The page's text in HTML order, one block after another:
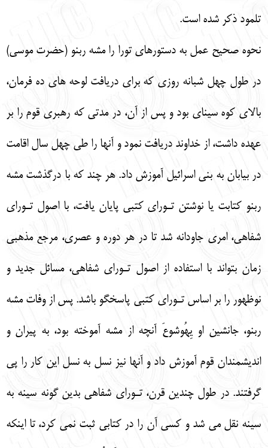
تلمود ذكر شده است.
نحوه صحيح عمل به دستورهاي تورا را مشه ربنو (حضرت موسي)
در طول چهل شبانه روزي كه براي دريافت لوحه هاي ده فرمان،
بالاي كوه سيناي بود و پس از آن، در مدتي كه رهبري قوم را بر
عهده داشت، از خداوند دريافت نمود و آنها را طي چهل سال اقامت
در بيابان به بني اسرائيل آموزش داد. هر چند كه با درگذشت مشه
ربنو كتابت يا نوشتن تـوراي كتبي پايان يافت، با اصول تـوراي
شفاهي، امري جاودانه شد تا در هر دوره و عصري، مرجع مذهبي
زمان بتواند با استفاده از اصول تـوراي شفاهي، مسائل جديد و
نوظهور را بر اساس تـوراي كتبي پاسخگو باشد. پس از وفات مشه
ربنو، جانشين او يِهُوشوعَ آنچه از مشه آموخته بود، به پيران و
انديشمندان قوم آموزش داد و آنها نيز نسل به نسل اين كار را پي
گرفتند. در طول چندين قرن، تـوراي شفاهي بدين گونه سينه به
سينه نقل مي شد و كسي آن را در كتابي ثبت نمي كرد، تا اينكه